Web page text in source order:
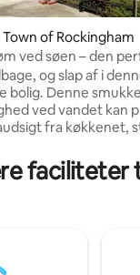
bedømmelse,
Town of Rockingham
ved søen – den
og slap af i
bolig. Denne smukke
ved vandet kan
fra køkkenet,
Ledbetter Lake.
udendørs
Meget tæt på
faciliteter